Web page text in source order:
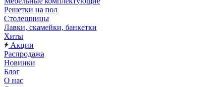
Решетки на пол
Столешницы
Лавки, скамейки, банкетки
Хиты
Акции
Распродажа
Новинки
Блог
О нас